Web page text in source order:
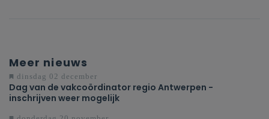
Meer nieuws
dinsdag 02 december
Dag van de vakcoördinator regio Antwerpen -
inschrijven weer mogelijk